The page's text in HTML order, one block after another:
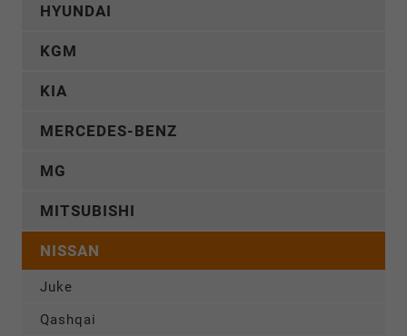
HYUNDAI
KGM
KIA
MERCEDES-BENZ
MG
MITSUBISHI
NISSAN
Juke
Qashqai